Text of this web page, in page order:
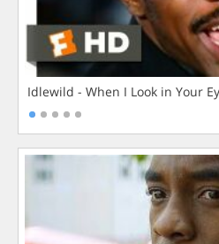
Idlewild - When I Look in Your